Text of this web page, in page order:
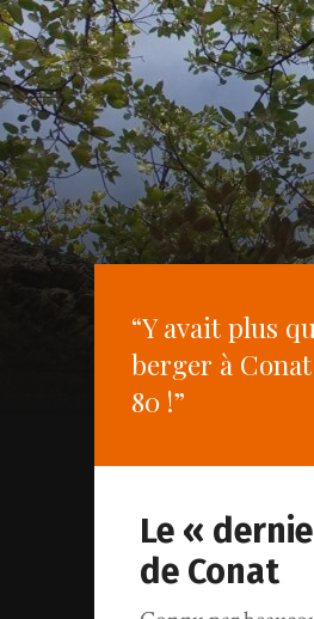
“Y avait plus
berger à
80 !”
Le «
de Conat